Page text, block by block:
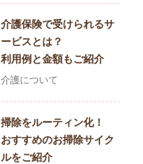
介護保険で受けられるサ
ービスとは？
利用例と金額もご紹介
介護について
掃除をルーティン化！
おすすめのお掃除サイク
ルをご紹介